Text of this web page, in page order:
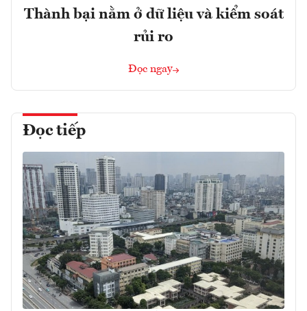
Thành bại nằm ở dữ liệu và kiểm soát
rủi ro
Đọc ngay
Đọc tiếp